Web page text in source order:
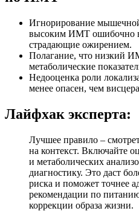
Игнорирование
высоким ИМТ ошибочно
страдающие ожирением.
Полагание, что низкий
метаболические
Недооценка роли
менее опасен, чем
Лайфхак эксперта:
Лучшее правило –
на контекст. Включайте
и метаболических
диагностику. Это даст
риска и поможет точнее
рекомендации по
коррекции образа жизни.